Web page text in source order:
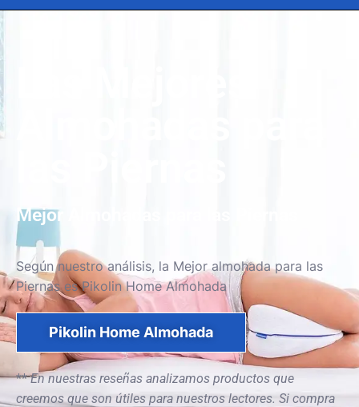
Mejor Almohadas para las Piernas
Según nuestro análisis, la Mejor almohada para las
Piernas es Pikolin Home Almohada
Pikolin Home Almohada
**En nuestras reseñas analizamos productos que
creemos que son útiles para nuestros lectores. Si compra